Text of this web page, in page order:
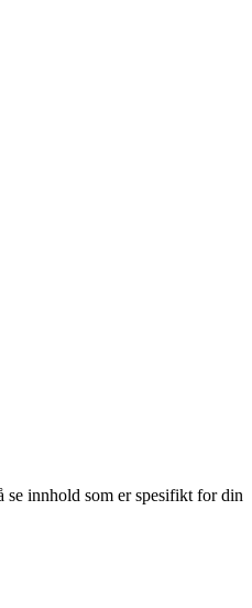
se innhold som er spesifikt for din